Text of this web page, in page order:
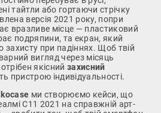
тайтли або гортаючи стрічку
версія 2021 року, попри
вразливе місце — пластиковий
подряпини, та екран, який
захисту при падіннях. Щоб твій
вигляд через місяць
якісний захисний
пристрою індивідуальності.
ми створюємо кейси, що
С11 2021 на справжній арт-